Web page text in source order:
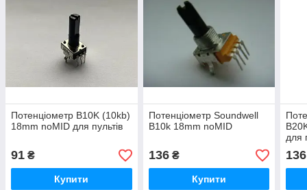
Потенціометр B10K (10kb)
18mm noMID для пультів
91 ₴
Купити
Потенціометр Soundwell
B10k 18mm noMID
136₴
Купити
для
136